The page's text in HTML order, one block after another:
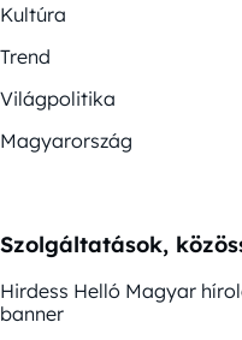
Kultúra
Trend
Világpolitika
Magyarország
Szolgáltatások,
Hirdess Helló Magyar
banner